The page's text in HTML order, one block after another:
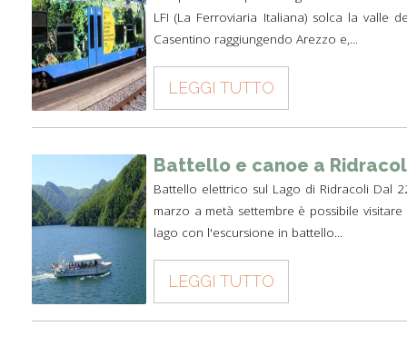
LFI (La Ferroviaria Italiana) solca la valle
Casentino raggiungendo Arezzo e,...
LEGGI TUTTO
Battello e canoe a
Battello elettrico sul Lago di Ridracoli Dal
marzo a metà settembre è possibile visitare
lago con l'escursione in battello...
LEGGI TUTTO